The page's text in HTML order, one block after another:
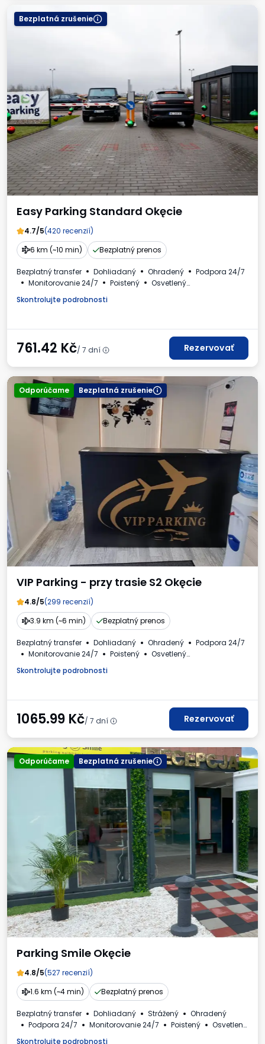
Bezplatná zrušenie
Easy Parking Standard Okęcie
4.7/5(420 recenzií)
6 km (~10 min)
Bezplatný prenos
Bezplatný transfer Dohliadaný Ohradený
Podpora 24/7
Monitorovanie 24/7
Poistený
Osvetlený
Kútik pre deti
Požadované evidenčné číslo vozidla
Skontrolujte podrobnosti
761.42 Kč/ 7 dní Rezervovať
Odporúčame Bezplatná zrušenie
VIP Parking - przy trasie S2 Okęcie
4.8/5(299 recenzií)
3.9 km (~6 min)
Bezplatný prenos
Bezplatný transfer Dohliadaný Ohradený
Podpora 24/7
Monitorovanie 24/7
Poistený
Osvetlený
Skontrolujte podrobnosti
1065.99 Kč/ 7 dní Rezervovať
Odporúčame Bezplatná zrušenie
Parking Smile Okęcie
4.8/5(527 recenzií)
1.6 km (~4 min)
Bezplatný prenos
Bezplatný transfer Dohliadaný Strážený
Ohradený
Podpora 24/7
Monitorovanie 24/7 Poistený
Osvetlený
Skontrolujte podrobnosti